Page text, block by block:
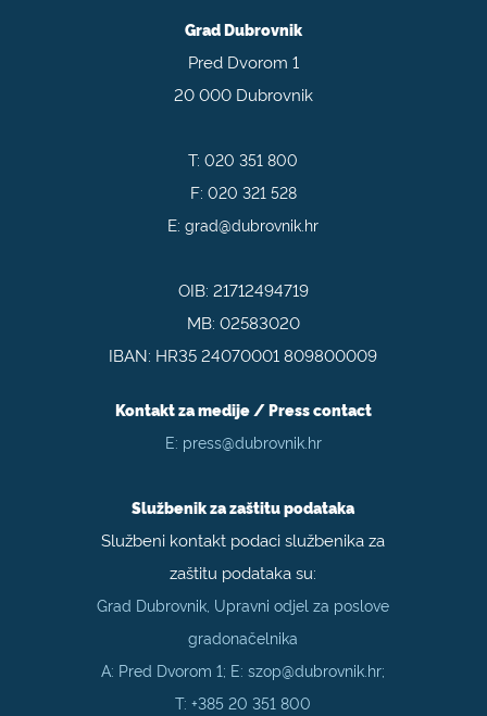
Grad Dubrovnik
Pred Dvorom 1
20 000 Dubrovnik
T:020 351 800
F: 020 321 528
E:grad@dubrovnik.hr
OIB: 21712494719
MB: 02583020
IBAN: HR35 24070001 809800009
Kontakt za medije / Press contact
E: press@dubrovnik.hr
Službenik za zaštitu podataka
Službeni kontakt podaci službenika za
zaštitu podataka su:
Grad Dubrovnik, Upravni odjel za poslove
gradonačelnika
A: Pred Dvorom 1; E: szop@dubrovnik.hr;
T:+385 20 351 800